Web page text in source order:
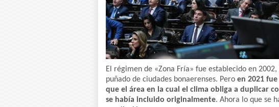
El régimen de «Zona Fría» fue establecido en
puñado de ciudades bonaerenses. Pero en 2021
que el área en la cual el clima obliga a duplicar
se había incluido originalmente. Ahora lo que se